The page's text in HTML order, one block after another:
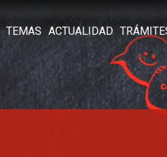
TEMAS ACTUALIDAD